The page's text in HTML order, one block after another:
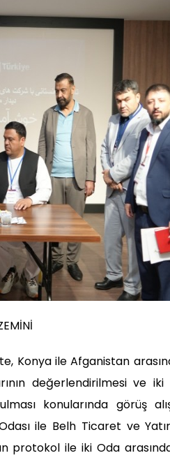
Konya ile Afganistan
değerlendirilmesi ve
konularında görüş
ile Belh Ticaret ve
protokol ile iki Oda arasında